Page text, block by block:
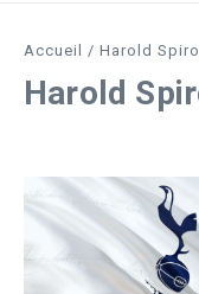
Accueil / Harold Spiro
Harold